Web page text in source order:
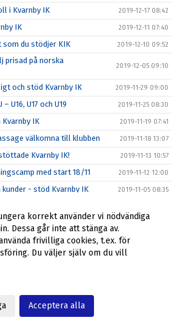
i Kvarnby IK 2019-12-17 08:42
IK 2019-12-11 07:40
du stödjer KIK 2019-12-10 09:52
prisad på norska
2019-12-05 09:10
och stöd Kvarnby IK 2019-11-29 09:00
U16, U17 och U19 2019-11-25 08:30
IK 2019-11-19 07:41
välkomna till klubben 2019-11-18 13:07
Kvarnby IK! 2019-11-13 10:57
med start 18/11 2019-11-12 12:00
- stöd Kvarnby IK 2019-11-05 08:35
- leder återtåget
rabatt! 2019-10-25 09:15
2020 2019-10-20 12:31
2020
till Kvarnby IK
korrekt använder vi nödvändiga
Dessa går inte att stänga av.
frivilliga cookies, t.ex. för
Du väljer själv om du vill
Acceptera alla